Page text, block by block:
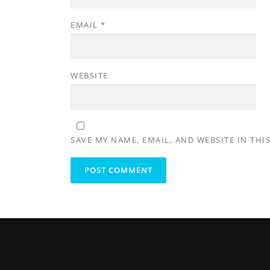
EMAIL *
WEBSITE
SAVE MY NAME, EMAIL, AND WEBSITE IN